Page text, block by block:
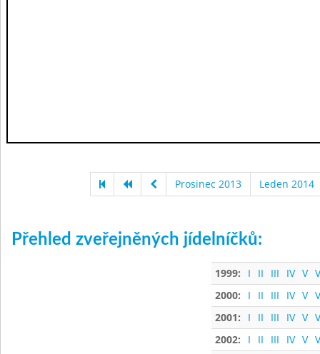
Prosinec 2013 Leden 2014
Přehled zveřejněných jídelníčků:
1999: I II III IV V
2000:
I II III IV V
2001:
I II III IV V
2002:
I II III IV V